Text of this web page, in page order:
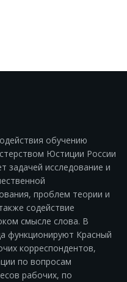
обучению
Юстиции России
задачей исследование и
проблем теории и
содействие
смысле слова. В
функционируют Красный
корреспондентов,
по вопросам
рабочих, по